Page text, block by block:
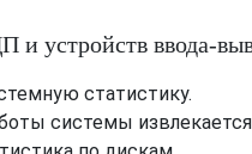
и устройств ввода-
статистику.
системы